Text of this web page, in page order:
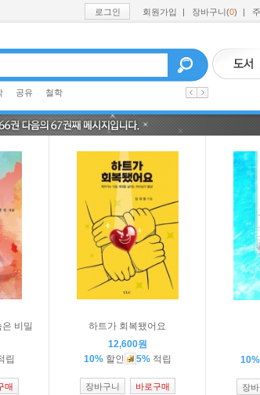
로그인 회원가입 | 장바구니(0) |
공유 철학
비밀
립
매
하트가 회복됐어요
12,600원
10% 할인 5% 적립
장바구니 바로구매
10%
장